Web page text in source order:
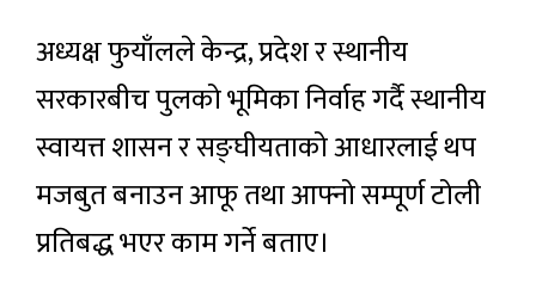
अध्यक्ष फुयाँलले केन्द्र, प्रदेश र स्थानीय
सरकारबीच पुलको भूमिका निर्वाह गर्दै स्थानीय
स्वायत्त शासन र सङ्घीयताको आधारलाई थप
मजबुत बनाउन आफू तथा आफ्नो सम्पूर्ण टोली
प्रतिबद्ध भएर काम गर्ने बताए।